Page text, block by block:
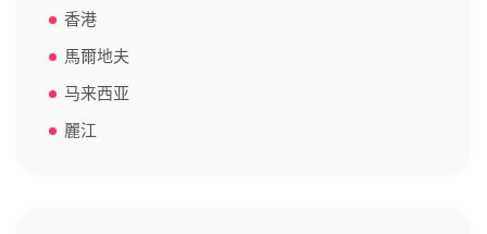
香港
馬爾地夫
马来西亚
麗江